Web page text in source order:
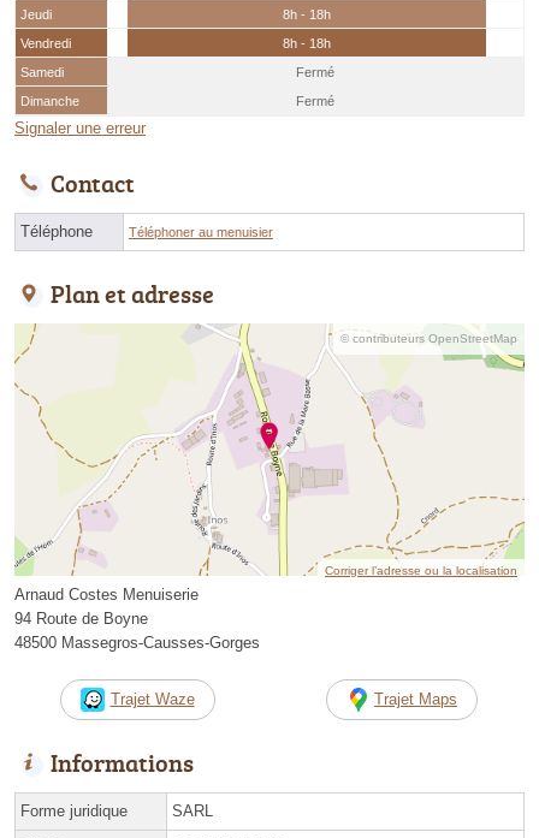
Jeudi
8h - 18h
Vendredi
8h - 18h
Samedi
Fermé
Dimanche
Fermé
Signaler une erreur
Contact
Téléphone Téléphoner au menuisier
Plan et adresse
© contributeurs OpenStreetMap
Corriger l’adresse ou la localisation
Arnaud Costes Menuiserie
94 Route de Boyne
48500 Massegros-Causses-Gorges
Trajet Waze Trajet Maps
Informations
Forme juridique SARL